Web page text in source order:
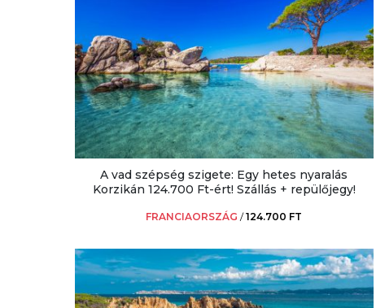
A vad szépség szigete: Egy hetes nyaralás
Korzikán 124.700 Ft-ért! Szállás + repülőjegy!
FRANCIAORSZÁG /124.700 FT